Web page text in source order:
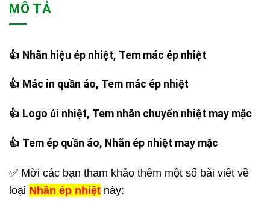
MÔ TẢ
👍 Nhãn hiệu ép nhiệt, Tem mác ép nhiệt
👍 Mác in quần áo, Tem mác ép nhiệt
👍 Logo ủi nhiệt, Tem nhãn chuyển nhiệt may mặc
👍 Tem ép quần áo, Nhãn ép nhiệt may mặc
✅ Mời các bạn tham khảo thêm một số bài viết về
loại Nhãn ép nhiệt này: